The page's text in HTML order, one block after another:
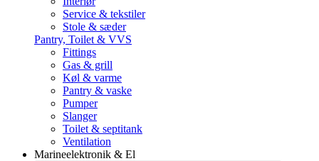
Service & tekstiler
Stole & sæder
Pantry, Toilet & VVS
Fittings
Gas & grill
Køl & varme
Pantry & vaske
Pumper
Slanger
Toilet & septitank
Ventilation
Marineelektronik & El